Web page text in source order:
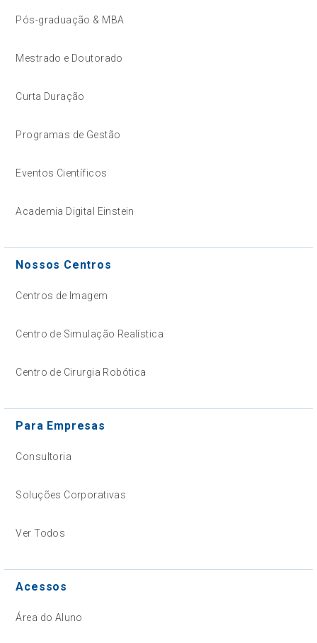
Pós-graduação & MBA
Mestrado e Doutorado
Curta Duração
Programas de Gestão
Eventos Científicos
Academia Digital Einstein
Nossos Centros
Centros de Imagem
Centro de Simulação Realística
Centro de Cirurgia Robótica
Para Empresas
Consultoria
Soluções Corporativas
Ver Todos
Acessos
Área do Aluno